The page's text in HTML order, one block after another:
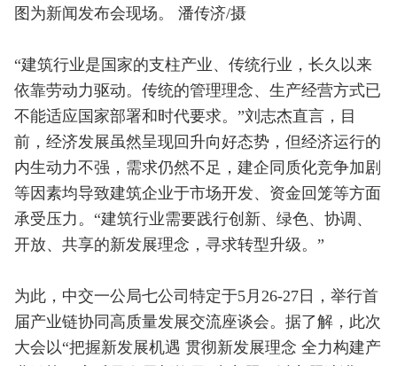
图为新闻发布会现场。 潘传济/摄
“建筑行业是国家的支柱产业、传统行业，长久以来
依靠劳动力驱动。传统的管理理念、生产经营方式已
不能适应国家部署和时代要求。”刘志杰直言，目
前，经济发展虽然呈现回升向好态势，但经济运行的
内生动力不强，需求仍然不足，建企同质化竞争加剧
等因素均导致建筑企业于市场开发、资金回笼等方面
承受压力。“建筑行业需要践行创新、绿色、协调、
开放、共享的新发展理念，寻求转型升级。”
为此，中交一公局七公司特定于5月26-27日，举行首
届产业链协同高质量发展交流座谈会。据了解，此次
大会以“把握新发展机遇 贯彻新发展理念 全力构建产